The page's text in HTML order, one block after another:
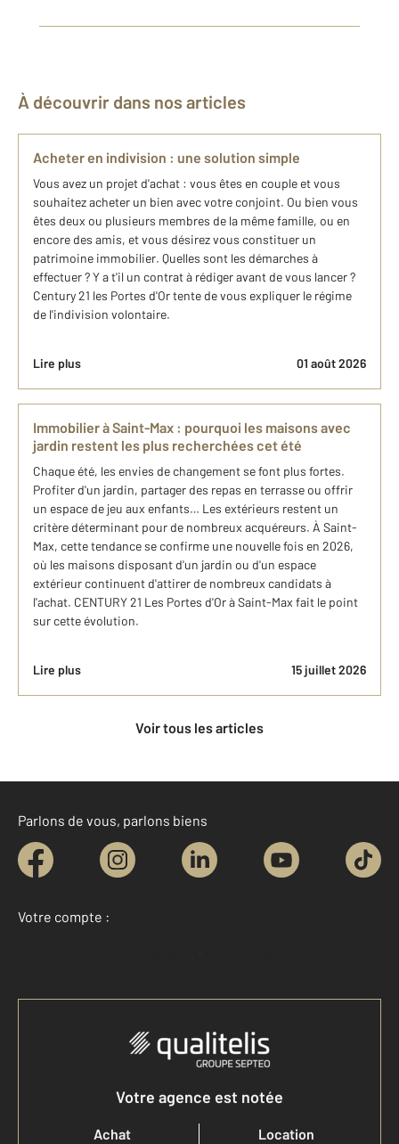
À découvrir dans nos articles
Acheter en indivision : une solution simple
Vous avez un projet d'achat : vous êtes en couple et vous
souhaitez acheter un bien avec votre conjoint. Ou bien vous
êtes deux ou plusieurs membres de la même famille, ou en
encore des amis, et vous désirez vous constituer un
patrimoine immobilier. Quelles sont les démarches à
effectuer ? Y a t'il un contrat à rédiger avant de vous lancer ?
Century 21 les Portes d'Or tente de vous expliquer le régime
de l'indivision volontaire.
Lire plus 01 août 2026
Immobilier à Saint-Max : pourquoi les maisons avec
jardin restent les plus recherchées cet été
Chaque été, les envies de changement se font plus fortes.
Profiter d'un jardin, partager des repas en terrasse ou offrir
un espace de jeu aux enfants… Les extérieurs restent un
critère déterminant pour de nombreux acquéreurs. À Saint-
Max, cette tendance se confirme une nouvelle fois en 2026,
où les maisons disposant d'un jardin ou d'un espace
extérieur continuent d'attirer de nombreux candidats à
l'achat. CENTURY 21 Les Portes d'Or à Saint-Max fait le point
sur cette évolution.
Lire plus 15 juillet 2026
Voir tous les articles
Parlons de vous, parlons biens
Votre compte :
Accéder à mon compte
Votre agence est notée
Achat
Location